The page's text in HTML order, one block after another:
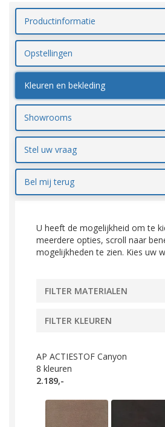
Productinformatie
Opstellingen
Kleuren en bekleding
Showrooms
Stel uw vraag
Bel mij terug
U heeft de mogelijkheid om te
meerdere opties, scroll naar
mogelijkheden te zien. Kies uw
FILTER MATERIALEN
FILTER KLEUREN
AP ACTIESTOF Canyon
8 kleuren
2.189,-